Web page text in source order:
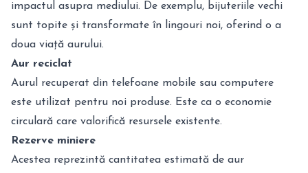
impactul asupra mediului. De exemplu, bijuteriile vechi
sunt topite și transformate în lingouri noi, oferind o a
doua viață aurului.
Aur reciclat
Aurul recuperat din telefoane mobile sau computere
este utilizat pentru noi produse. Este ca o economie
circulară care valorifică resursele existente.
Rezerve miniere
Acestea reprezintă cantitatea estimată de aur